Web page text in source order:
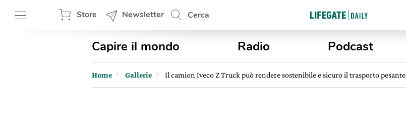
Store Newsletter Cerca
Capire il mondo Radio Podcast
Home Gallerie Il camion Iveco Z Truck può rendere sostenibile e sicuro il trasporto pesante